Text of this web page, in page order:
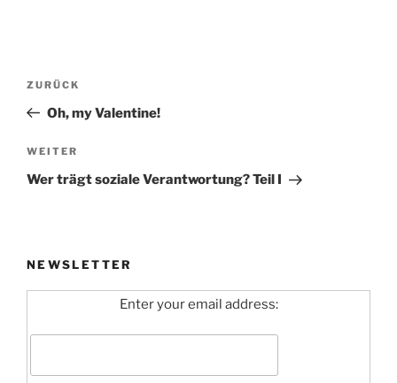
Beitragsnavigation
Vorheriger
Beitrag
ZURÜCK
Oh, my Valentine!
Nächster
Beitrag
WEITER
Wer trägt soziale Verantwortung? Teil I
NEWSLETTER
Enter your email address: